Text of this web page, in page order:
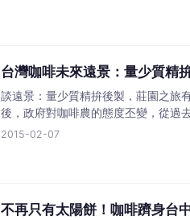
台灣咖啡未來遠景：量少質精
談遠景：量少質精拚後製，莊園之旅
後，政府對咖啡農的態度丕變，從過
2015-02-07
不再只有太陽餅！咖啡躋身台